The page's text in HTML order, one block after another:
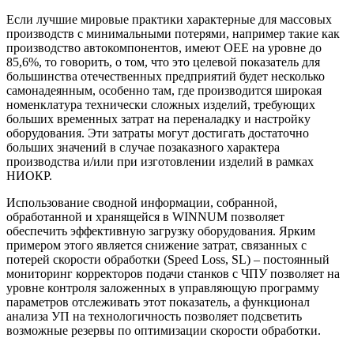
Если лучшие мировые практики характерные для массовых
производств с минимальными потерями, например такие как
производство автокомпонентов, имеют OEE на уровне до
85,6%, то говорить, о том, что это целевой показатель для
большинства отечественных предприятий будет несколько
самонадеянным, особенно там, где производится широкая
номенклатура технически сложных изделий, требующих
больших временных затрат на переналадку и настройку
оборудования. Эти затраты могут достигать достаточно
больших значений в случае позаказного характера
производства и/или при изготовлении изделий в рамках
НИОКР.
Использование сводной информации, собранной,
обработанной и хранящейся в WINNUM позволяет
обеспечить эффективную загрузку оборудования. Ярким
примером этого является снижение затрат, связанных с
потерей скорости обработки (Speed Loss, SL) – постоянный
мониторинг корректоров подачи станков с ЧПУ позволяет на
уровне контроля заложенных в управляющую программу
параметров отслеживать этот показатель, а функционал
анализа УП на технологичность позволяет подсветить
возможные резервы по оптимизации скорости обработки.